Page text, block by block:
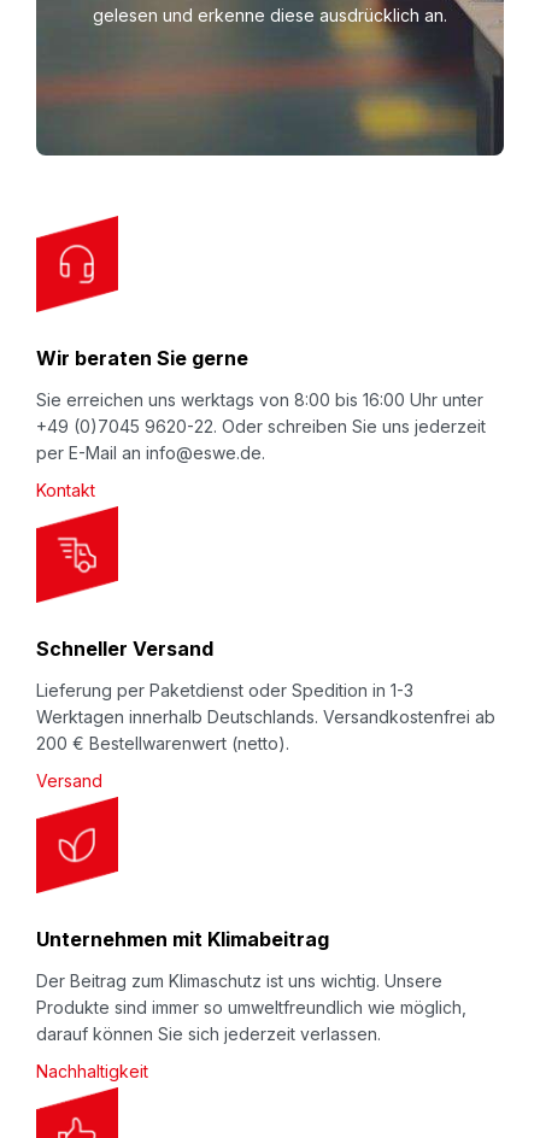
Waren.
FEFCO 0703: Karton mit überlappenden
FEFCO 0711: Bauweise ähnlich der FEFCO 0201,
aufgebauten Automatikboden.
o
O
u
r
e
w
s
e
t
e
r
gelesen und erkenne diese ausdrücklich an.
Wir beraten Sie gerne
Sie erreichen uns werktags von 8:00 bis 16:00 Uhr unter
+49 (0)7045 9620-22. Oder schreiben Sie uns jederzeit
per E-Mail an info@eswe.de.
Kontakt
Schneller Versand
Lieferung per Paketdienst oder Spedition in 1-3
Werktagen innerhalb Deutschlands. Versandkostenfrei ab
200 € Bestellwarenwert (netto).
Versand
Unternehmen mit Klimabeitrag
Der Beitrag zum Klimaschutz ist uns wichtig. Unsere
Produkte sind immer so umweltfreundlich wie möglich,
darauf können Sie sich jederzeit verlassen.
Nachhaltigkeit